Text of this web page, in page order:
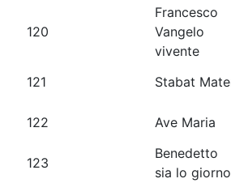
120
Francesco
Vangelo
vivente
121
Stabat
122
Ave Maria
123
Benedetto
sia lo giorno